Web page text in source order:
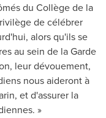
du Collège de la
de célébrer
alors qu'ils se
au sein de la Garde
leur dévouement,
nous aideront à
et d'assurer la
»